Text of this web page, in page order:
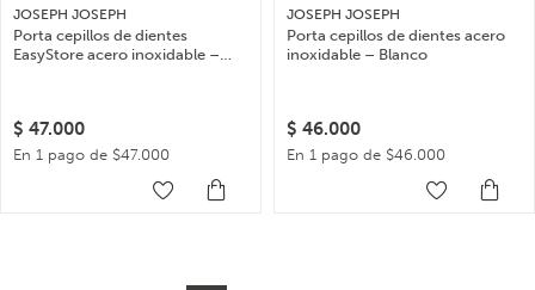
JOSEPH JOSEPH
Porta cepillos de dientes
EasyStore acero inoxidable –
$ 47.000
En 1 pago de $47.000
JOSEPH JOSEPH
Porta cepillos de dientes acero
inoxidable – Blanco
$ 46.000
En 1 pago de $46.000